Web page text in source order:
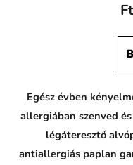
Egész évben
allergiában szenved
légáteresztő
antiallergiás paplan